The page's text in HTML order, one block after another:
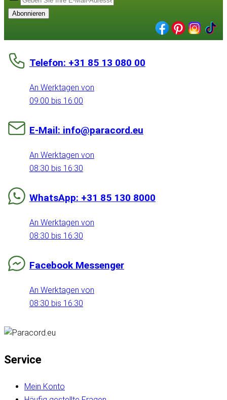
Abonnieren
Telefon: +31 85 13 080 00
An Werktagen von
09:00 bis 16:00
E-Mail: info@paracord.eu
An Werktagen von
08:30 bis 16:30
WhatsApp: +31 85 130 8000
An Werktagen von
08:30 bis 16:30
Facebook Messenger
An Werktagen von
08:30 bis 16:30
Service
Mein Konto